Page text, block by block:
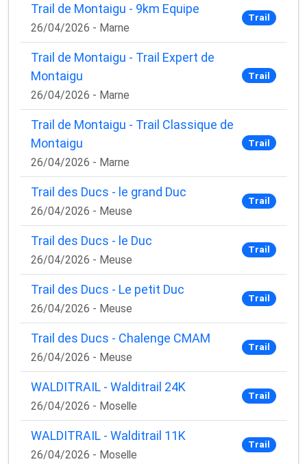
Trail de Montaigu - 9km Equipe
26/04/2026 - Marne
Trail
Trail de Montaigu - Trail Expert de
Montaigu
26/04/2026 - Marne
Trail
Trail de Montaigu - Trail Classique de
Montaigu
26/04/2026 - Marne
Trail
Trail des Ducs - le grand Duc
26/04/2026 - Meuse
Trail
Trail des Ducs - le Duc
26/04/2026 - Meuse
Trail
Trail des Ducs - Le petit Duc
26/04/2026 - Meuse
Trail
Trail des Ducs - Chalenge CMAM
26/04/2026 - Meuse
Trail
WALDITRAIL - Walditrail 24K
26/04/2026 - Moselle
Trail
WALDITRAIL - Walditrail 11K
26/04/2026 - Moselle
Trail